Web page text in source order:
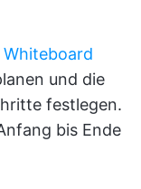
und die
festlegen.
bis Ende